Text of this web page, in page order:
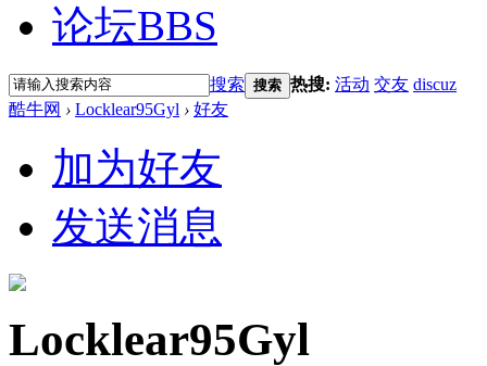
论坛BBS
搜索 搜索 热搜: 活动 交友 discuz
酷牛网 › Locklear95Gyl › 好友
加为好友
发送消息
Locklear95Gyl